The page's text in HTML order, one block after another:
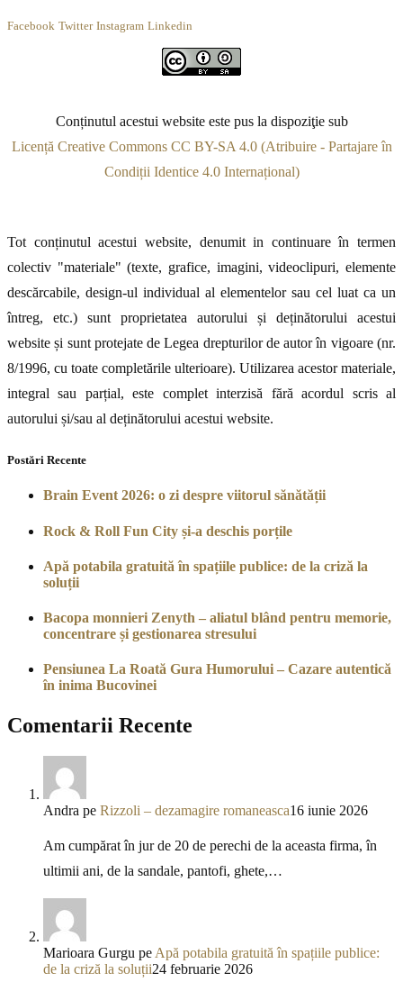
Facebook Twitter Instagram Linkedin
Conținutul acestui website este pus la dispoziţie sub
Licență Creative Commons CC BY-SA 4.0 (Atribuire - Partajare în
Condiții Identice 4.0 Internațional)
Tot conținutul acestui website, denumit in continuare în termen
colectiv "materiale" (texte, grafice, imagini, videoclipuri, elemente
descărcabile, design-ul individual al elementelor sau cel luat ca un
întreg, etc.) sunt proprietatea autorului și deținătorului acestui
website și sunt protejate de Legea drepturilor de autor în vigoare (nr.
8/1996, cu toate completările ulterioare). Utilizarea acestor materiale,
integral sau parțial, este complet interzisă fără acordul scris al
autorului și/sau al deținătorului acestui website.
Postări Recente
Brain Event 2026: o zi despre viitorul sănătății
Rock & Roll Fun City și-a deschis porțile
Apă potabila gratuită în spațiile publice: de la criză la
soluții
Bacopa monnieri Zenyth – aliatul blând pentru memorie,
concentrare și gestionarea stresului
Pensiunea La Roată Gura Humorului – Cazare autentică
în inima Bucovinei
Comentarii Recente
Andra pe Rizzoli – dezamagire romaneasca16 iunie 2026
Am cumpărat în jur de 20 de perechi de la aceasta firma, în
ultimii ani, de la sandale, pantofi, ghete,…
Marioara Gurgu pe Apă potabila gratuită în spațiile publice:
de la criză la soluții24 februarie 2026